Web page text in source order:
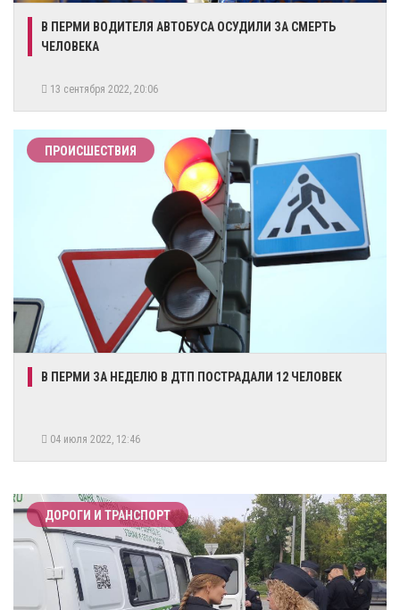
​В ПЕРМИ ВОДИТЕЛЯ АВТОБУСА ОСУДИЛИ ЗА СМЕРТЬ
ЧЕЛОВЕКА
13 сентября 2022, 20:06
ПРОИСШЕСТВИЯ
В ПЕРМИ ЗА НЕДЕЛЮ В ДТП ПОСТРАДАЛИ 12 ЧЕЛОВЕК
04 июля 2022, 12:46
ДОРОГИ И ТРАНСПОРТ